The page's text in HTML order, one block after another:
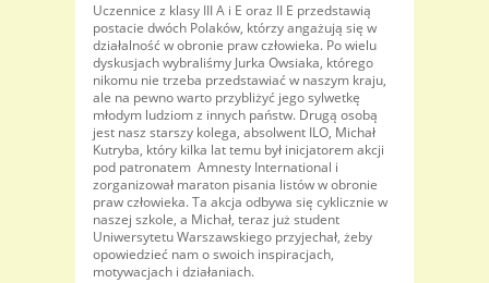
Uczennice z klasy III A i E oraz II E przedstawią
postacie dwóch Polaków, którzy angażują się w
działalność w obronie praw człowieka. Po wielu
dyskusjach wybraliśmy Jurka Owsiaka, którego
nikomu nie trzeba przedstawiać w naszym kraju,
ale na pewno warto przybliżyć jego sylwetkę
młodym ludziom z innych państw. Drugą osobą
jest nasz starszy kolega, absolwent ILO, Michał
Kutryba, który kilka lat temu był inicjatorem akcji
pod patronatem Amnesty International i
zorganizował maraton pisania listów w obronie
praw człowieka. Ta akcja odbywa się cyklicznie w
naszej szkole, a Michał, teraz już student
Uniwersytetu Warszawskiego przyjechał, żeby
opowiedzieć nam o swoich inspiracjach,
motywacjach i działaniach.